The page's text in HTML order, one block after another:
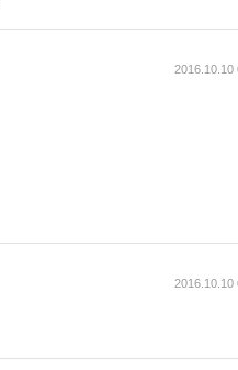
2016.10.10
2016.10.10